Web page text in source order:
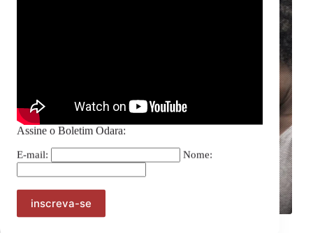
Assine o Boletim Odara:
E-mail: Nome:
Notícias